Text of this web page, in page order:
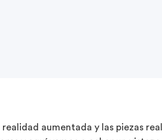
aumentada y las piezas